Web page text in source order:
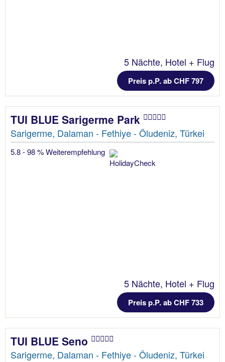
5 Nächte, Hotel + Flug
Preis p.P. ab CHF 797
TUI BLUE Sarigerme Park
Sarigerme, Dalaman - Fethiye - Öludeniz, Türkei
5.8 - 98 % Weiterempfehlung
5 Nächte, Hotel + Flug
Preis p.P. ab CHF 733
TUI BLUE Seno
Sarigerme, Dalaman - Fethiye - Öludeniz, Türkei